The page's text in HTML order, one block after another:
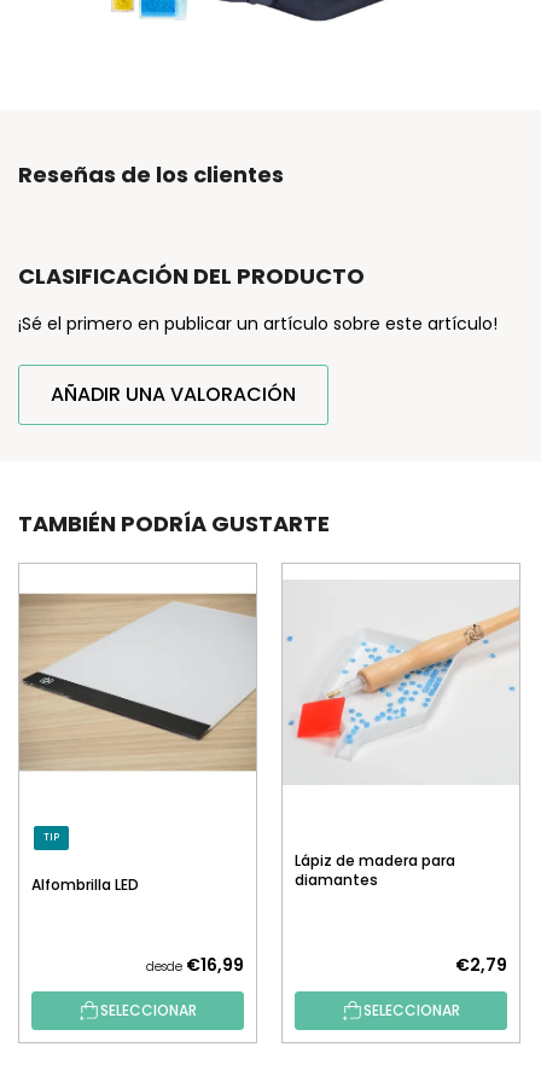
Reseñas de los clientes
CLASIFICACIÓN DEL PRODUCTO
¡Sé el primero en publicar un artículo sobre este artículo!
AÑADIR UNA VALORACIÓN
TAMBIÉN PODRÍA GUSTARTE
TIP
Alfombrilla LED
desde €16,99
SELECCIONAR
Lápiz de madera para
diamantes
€2,79
SELECCIONAR